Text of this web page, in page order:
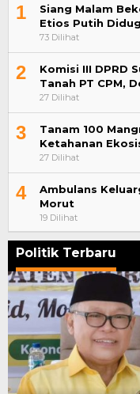
1
Siang Malam
Etios Putih
73 Dilihat
2
Komisi III DPRD
Tanah PT CPM,
27 Dilihat
3
Tanam 100
Ketahanan
27 Dilihat
4
Ambulans
Morut
19 Dilihat
Politik Terbaru